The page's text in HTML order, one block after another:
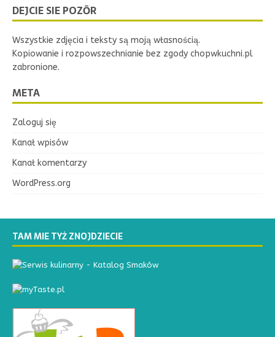
DEJCIE SIE POZŌR
Wszystkie zdjęcia i teksty są moją własnością.
Kopiowanie i rozpowszechnianie bez zgody chopwkuchni.pl
zabronione.
META
Zaloguj się
Kanał wpisów
Kanał komentarzy
WordPress.org
TAM MIE TYŻ ZNOJDZIECIE